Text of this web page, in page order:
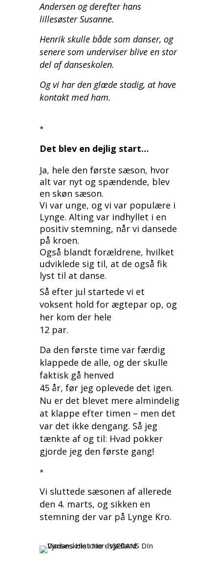
Andersen og derefter hans
lillesøster Susanne.
Henrik skulle både som danser, og
senere som underviser blive en stor
del af danseskolen.
Og vi har den glæde stadig, at have
kontakt med ham.
*
Det blev en dejlig start…
Ja, hele den første sæson, hvor
alt var nyt og spændende, blev
en skøn sæson.
Vi var unge, og vi var populære i
Lynge. Alting var indhyllet i en
positiv stemning, når vi dansede
på kroen.
Også blandt forældrene, hvilket
udviklede sig til, at de også fik
lyst til at danse.
Så efter jul startede vi et
voksent hold for ægtepar op, og
her kom der hele
12 par.
Da den første time var færdig
klappede de alle, og der skulle
faktisk gå henved
45 år, før jeg oplevede det igen.
Nu er det blevet mere almindelig
at klappe efter timen – men det
var det ikke dengang. Så jeg
tænkte af og til: Hvad pokker
gjorde jeg den første gang!
*
Vi sluttede sæsonen af allerede
den 4. marts, og sikken en
stemning der var på Lynge Kro.